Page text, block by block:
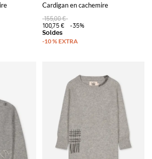
Cardigan en cachemire
155,00 €
100,75 €
-35%